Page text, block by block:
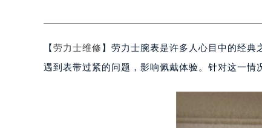
【 劳力士维修 】劳力士腕表是许多人心目中的经
遇到表带过紧的问题，影响佩戴体验。针对这一情